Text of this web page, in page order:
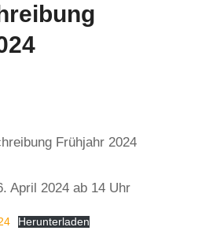
April 2024 ab 14 Uhr
Herunterladen